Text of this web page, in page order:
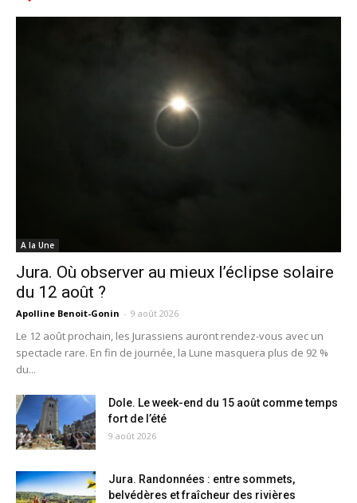
A la Une
Jura. Où observer au mieux l’éclipse solaire
du 12 août ?
Apolline Benoit-Gonin - 9 août 2026
Le 12 août prochain, les Jurassiens auront rendez-vous avec un
spectacle rare. En fin de journée, la Lune masquera plus de 92 %
du...
Dole. Le week-end du 15 août comme temps
fort de l’été
9 août 2026
Jura. Randonnées : entre sommets,
belvédères et fraîcheur des rivières